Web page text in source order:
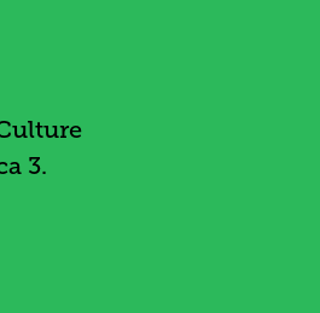
3.